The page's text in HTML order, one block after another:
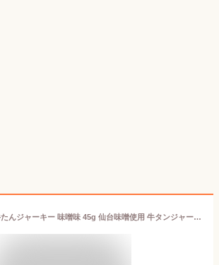
[仙台名物] 牛たんジャーキー 味噌味 45g 仙台味噌使用 牛タンジャーキー 乾燥食肉製品 おつまみ 牛タン 宮城 珍味 酒の肴